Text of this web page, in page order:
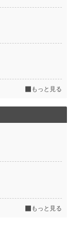
もっと見る
もっと見る